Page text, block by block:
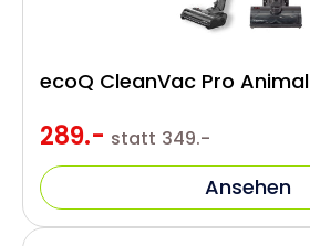
289.- statt 349.-
ecoQ CleanVac Pro Animal
Ansehen